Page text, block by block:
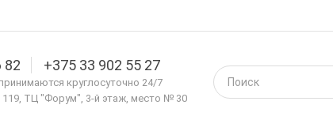
82 +375 33 902 55 27
круглосуточно 24/7
119, ТЦ "Форум", 3-й этаж, место № 30